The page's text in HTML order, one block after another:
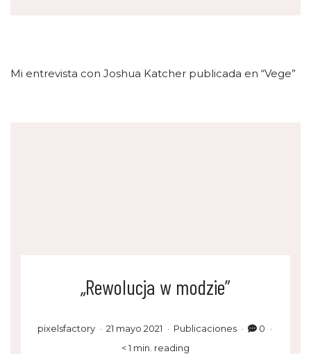
Mi entrevista con Joshua Katcher publicada en “Vege”
„Rewolucja w modzie”
pixelsfactory 21 mayo 2021 Publicaciones
0
< 1 min. reading